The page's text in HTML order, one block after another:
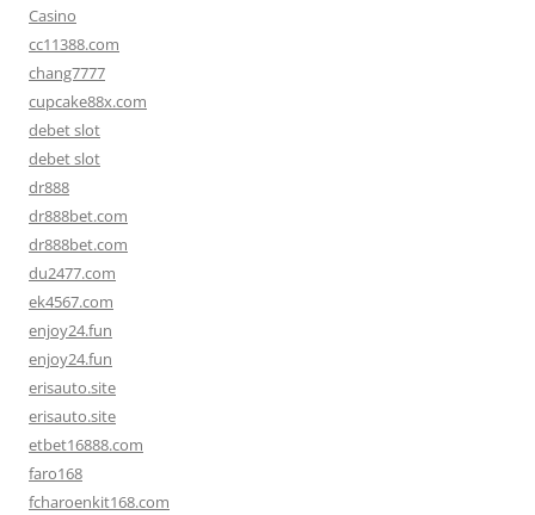
Casino
cc11388.com
chang7777
cupcake88x.com
debet slot
debet slot
dr888
dr888bet.com
dr888bet.com
du2477.com
ek4567.com
enjoy24.fun
enjoy24.fun
erisauto.site
erisauto.site
etbet16888.com
faro168
fcharoenkit168.com